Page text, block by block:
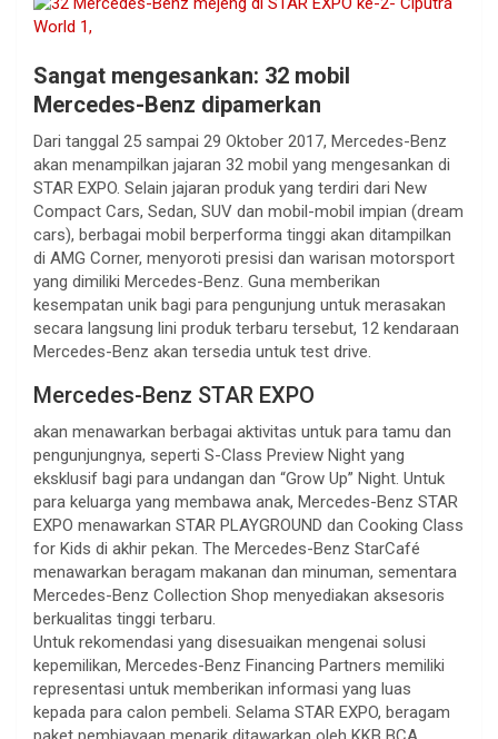
Sangat mengesankan: 32 mobil
Mercedes-Benz dipamerkan
Dari tanggal 25 sampai 29 Oktober 2017, Mercedes-Benz
akan menampilkan jajaran 32 mobil yang mengesankan di
STAR EXPO. Selain jajaran produk yang terdiri dari New
Compact Cars, Sedan, SUV dan mobil-mobil impian (dream
cars), berbagai mobil berperforma tinggi akan ditampilkan
di AMG Corner, menyoroti presisi dan warisan motorsport
yang dimiliki Mercedes-Benz. Guna memberikan
kesempatan unik bagi para pengunjung untuk merasakan
secara langsung lini produk terbaru tersebut, 12 kendaraan
Mercedes-Benz akan tersedia untuk test drive.
Mercedes-Benz STAR EXPO
akan menawarkan berbagai aktivitas untuk para tamu dan
pengunjungnya, seperti S-Class Preview Night yang
eksklusif bagi para undangan dan “Grow Up” Night. Untuk
para keluarga yang membawa anak, Mercedes-Benz STAR
EXPO menawarkan STAR PLAYGROUND dan Cooking Class
for Kids di akhir pekan. The Mercedes-Benz StarCafé
menawarkan beragam makanan dan minuman, sementara
Mercedes-Benz Collection Shop menyediakan aksesoris
berkualitas tinggi terbaru.
Untuk rekomendasi yang disesuaikan mengenai solusi
kepemilikan, Mercedes-Benz Financing Partners memiliki
representasi untuk memberikan informasi yang luas
kepada para calon pembeli. Selama STAR EXPO, beragam